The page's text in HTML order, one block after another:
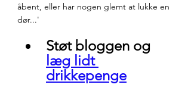
åbent, eller har nogen glemt at lukke en
dør...'
Støt bloggen og
læg lidt
drikkepenge